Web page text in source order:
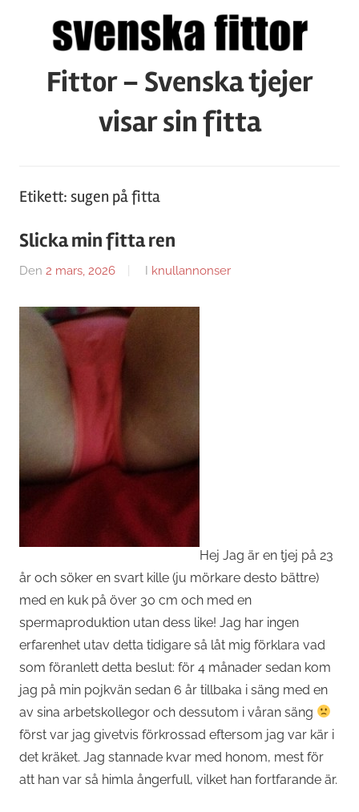
Fittor – Svenska tjejer
visar sin fitta
Etikett: sugen på fitta
Slicka min fitta ren
Den 2 mars, 2026
Av
I knullannonser
Hej Jag är en tjej på 23
år och söker en svart kille (ju mörkare desto bättre)
med en kuk på över 30 cm och med en
spermaproduktion utan dess like! Jag har ingen
erfarenhet utav detta tidigare så låt mig förklara vad
som föranlett detta beslut: för 4 månader sedan kom
jag på min pojkvän sedan 6 år tillbaka i säng med en
av sina arbetskollegor och dessutom i våran säng
först var jag givetvis förkrossad eftersom jag var kär i
det kräket. Jag stannade kvar med honom, mest för
att han var så himla ångerfull, vilket han fortfarande är.